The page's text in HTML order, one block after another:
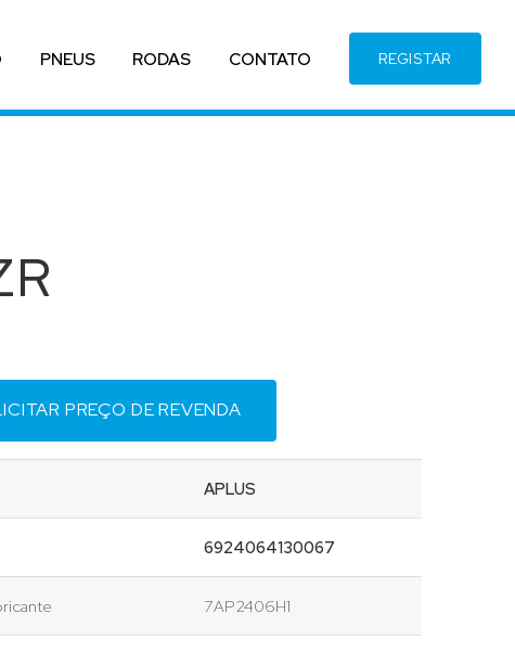
PNEUS RODAS CONTATO REGISTAR
PREÇO DE REVENDA
APLUS
6924064130067
7AP2406H1